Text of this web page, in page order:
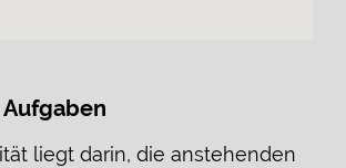
Aufgaben
liegt darin, die anstehenden